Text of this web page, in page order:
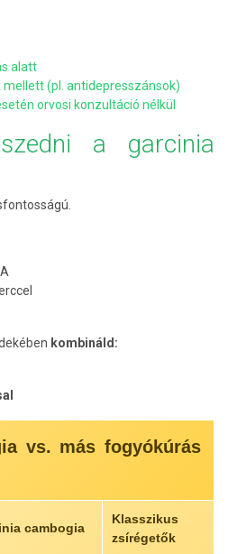
alatt
mellett (pl. antidepresszánsok)
orvosi konzultáció nélkül
a garcinia
kombináld:
vs. más fogyókúrás
cambogia
Klasszikus
zsírégetők